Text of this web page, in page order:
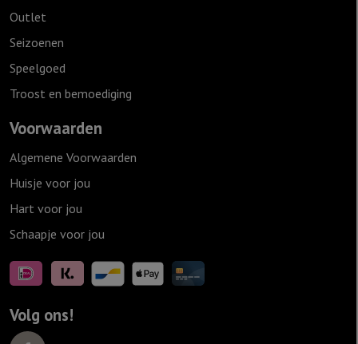
Outlet
Seizoenen
Speelgoed
Troost en bemoediging
Voorwaarden
Algemene Voorwaarden
Huisje voor jou
Hart voor jou
Schaapje voor jou
Volg ons!